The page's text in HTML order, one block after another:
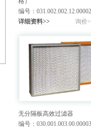
编号：031.002.002.12.00002
详细资料>>
询价
无分隔板高效过滤器
编号：030.001.003.00.00003